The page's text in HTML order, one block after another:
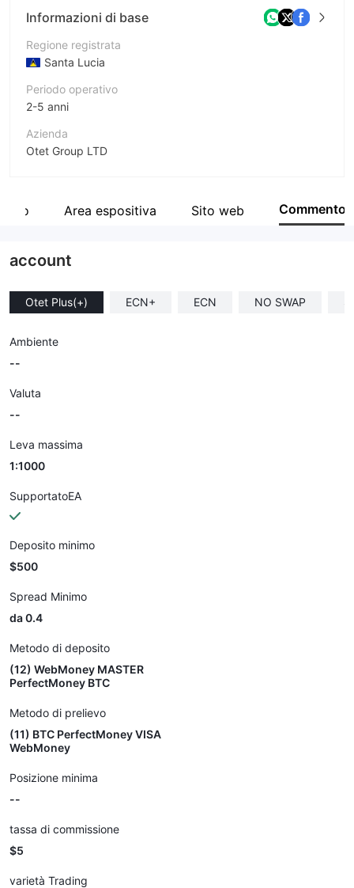
Informazioni di base
Regione registrata
Santa Lucia
Periodo operativo
2-5 anni
Azienda
Otet Group LTD
Impiegato di azienda
Area espositiva Sito web Commento
account
Otet Plus(+) ECN+ ECN NO SWAP
Ambiente
--
Valuta
--
Leva massima
1:1000
SupportatoEA
Deposito minimo
$500
Spread Minimo
da 0.4
Metodo di deposito
(12) WebMoney MASTER
PerfectMoney BTC
Metodo di prelievo
(11) BTC PerfectMoney VISA
WebMoney
Posizione minima
--
tassa di commissione
$5
varietà Trading